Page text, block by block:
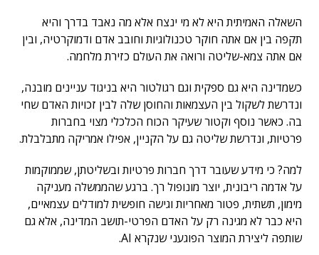
השאלה האמיתית היא לא מי ינצח אלא מה נאבד בדרך והיא
תקפה בין אם אתה חוקר טכנולוגיות וחובב אדם ודמוקרטיה, ובין
אם אתה צמא-שליטה ורואה את העולם כזירת מלחמה.
כשמדינה היא גם ספקית וגם רגולטור היא בניגוד עניינים מובנה,
ונדרשת לשקול בין העצמאות והחוסן שלה לבין זכויות האדם שחי
בה. כאשר נוסף וקטור שעיקר הכוח הכלכלי מצוי בחברות
פרטיות, ונדרשת שליטה גם על הקניין, אפילו אמריקה מתבלבלת.
למה? כי מידע שעובר דרך חברות פרטיות ובשליטתן, שממוקמות
על אדמה ריבונית, יוצר מונופול רך. ברגע שהממשלה מעניקה
מימון, תשתית, פטור מאחריות וגישה חופשית למודלים עצמאיים,
היא כבר לא מגינה רק על האדם הפרטי-תושב המדינה, אלא גם
שותפה ליצירת המוצר הפוגעני שנקרא AI.